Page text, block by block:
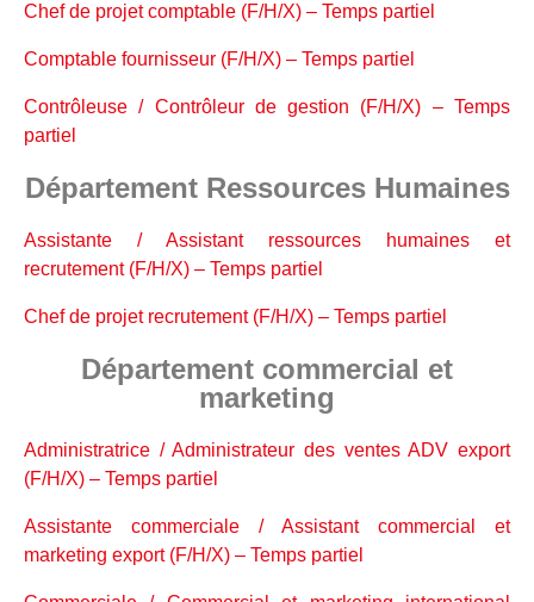
Chef de projet comptable (F/H/X) – Temps partiel
Comptable fournisseur (F/H/X) – Temps partiel
Contrôleuse / Contrôleur de gestion (F/H/X) – Temps
partiel
Département Ressources Humaines
Assistante / Assistant ressources humaines et
recrutement (F/H/X) – Temps partiel
Chef de projet recrutement (F/H/X) – Temps partiel
Département commercial et
marketing
Administratrice / Administrateur des ventes ADV export
(F/H/X) – Temps partiel
Assistante commerciale / Assistant commercial et
marketing export (F/H/X) – Temps partiel